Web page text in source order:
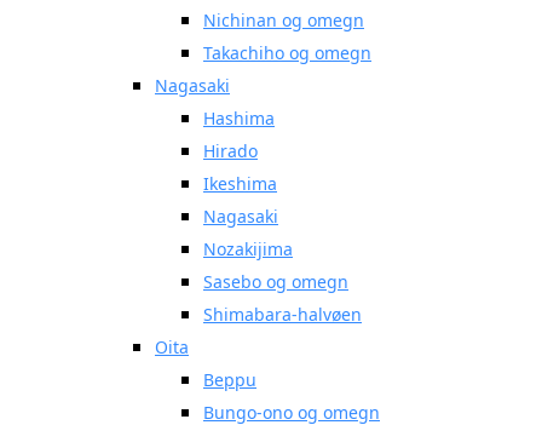
Nichinan og omegn
Takachiho og omegn
Nagasaki
Hashima
Hirado
Ikeshima
Nagasaki
Nozakijima
Sasebo og omegn
Shimabara-halvøen
Oita
Beppu
Bungo-ono og omegn